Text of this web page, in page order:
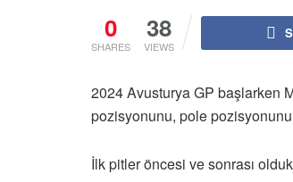
0
SHARES
38
VIEWS
2024 Avusturya GP başlarken
pozisyonunu, pole pozisyonunu
İlk pitler öncesi ve sonrası